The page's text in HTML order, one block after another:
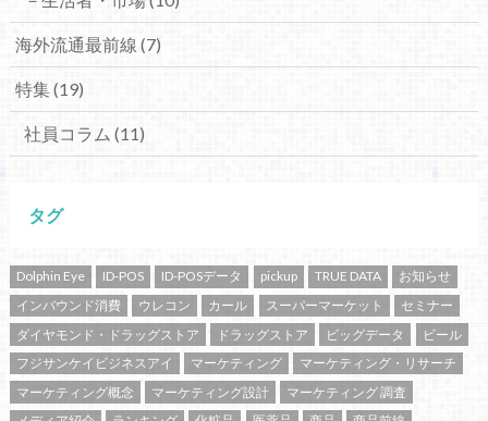
海外流通最前線 (7)
特集(19)
社員コラム (11)
タグ
Dolphin Eye ID-POS ID-POSデータ pickup TRUE DATA
お知らせ
インバウンド消費
ウレコン カール スーパーマーケット
セミナー
ダイヤモンド・ドラッグストア
ドラッグストア ビッグデータ
ビール
フジサンケイビジネスアイ
マーケティング
マーケティング・リサーチ
マーケティング概念
マーケティング設計
マーケティング 調査